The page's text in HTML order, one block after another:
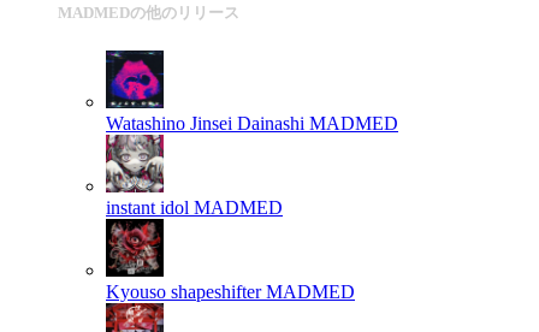
MADMEDの他のリリース
Watashino Jinsei Dainashi MADMED
instant idol MADMED
Kyouso shapeshifter MADMED